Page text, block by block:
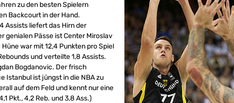
zu den besten Spielern
Backcourt in der Hand.
Assists liefert das Hirn der
genialen Pässe ist Center Miroslav
war mit 12,4 Punkten pro Spiel
und verteilte 1,8 Assists.
Bogdanovic. Der frisch
Istanbul ist jüngst in die NBA zu
auf dem Feld und kennt nur eine
Pkt., 4,2 Reb. und 3,8 Ass.)